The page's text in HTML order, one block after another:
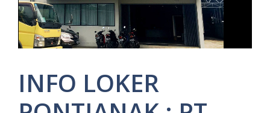
INFO LOKER